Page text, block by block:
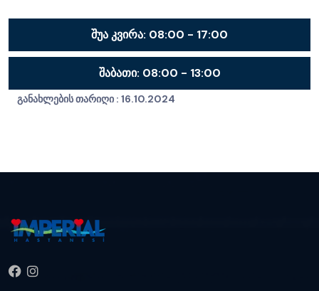
შუა კვირა: 08:00 - 17:00
შაბათი: 08:00 - 13:00
განახლების თარიღი : 16.10.2024